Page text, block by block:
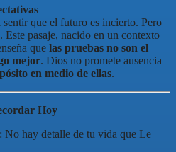
que el futuro es incierto. Pero
. Este pasaje, nacido en un contexto
que las pruebas no son el
mejor. Dios no promete ausencia
en medio de ellas.
Hoy
: No hay detalle de tu vida que Le